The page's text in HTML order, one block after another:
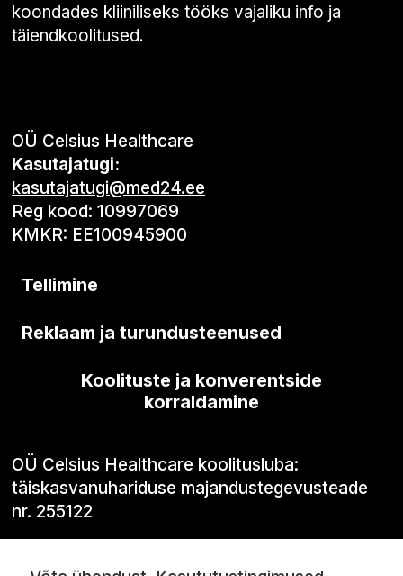
koondades kliiniliseks tööks vajaliku info ja
täiendkoolitused.
OÜ Celsius Healthcare
Kasutajatugi:
kasutajatugi@med24.ee
Reg kood: 10997069
KMKR: EE100945900
Tellimine
Reklaam ja turundusteenused
Koolituste ja konverentside
korraldamine
OÜ Celsius Healthcare koolitusluba:
täiskasvanuhariduse majandustegevusteade
nr. 255122